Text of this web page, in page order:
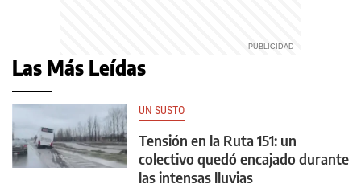
Las Más Leídas
UN SUSTO
Tensión en la Ruta 151: un
colectivo quedó encajado durante
las intensas lluvias